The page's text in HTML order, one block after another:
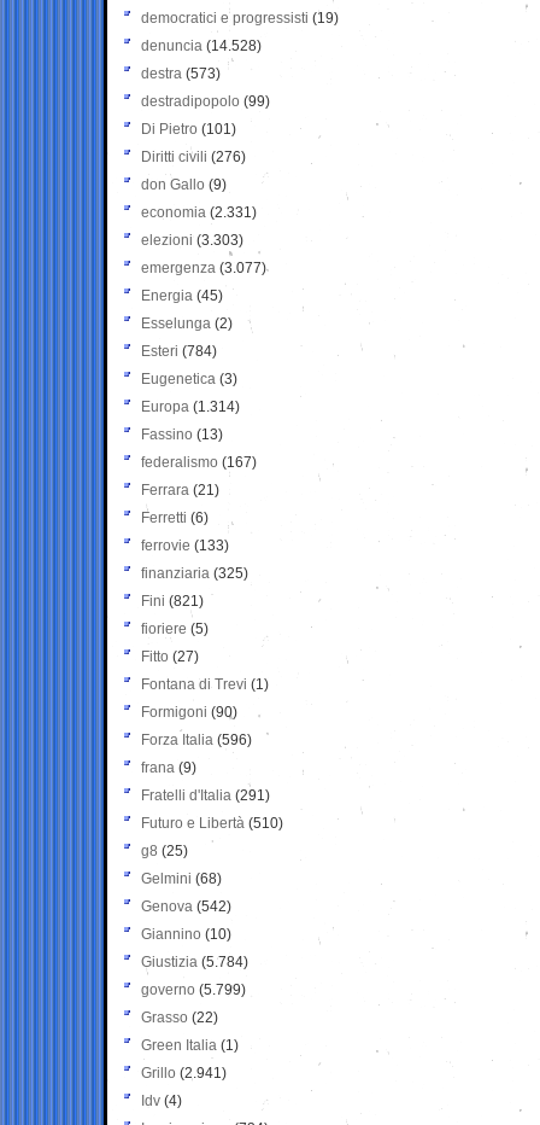
democratici e progressisti (19)
denuncia (14.528)
destra (573)
destradipopolo (99)
Di Pietro (101)
Diritti civili (276)
don Gallo (9)
economia (2.331)
elezioni (3.303)
emergenza (3.077)
Energia (45)
Esselunga (2)
Esteri (784)
Eugenetica (3)
Europa (1.314)
Fassino (13)
federalismo (167)
Ferrara (21)
Ferretti (6)
ferrovie (133)
finanziaria (325)
Fini (821)
fioriere (5)
Fitto (27)
Fontana di Trevi (1)
Formigoni (90)
Forza Italia (596)
frana (9)
Fratelli d'Italia (291)
Futuro e Libertà (510)
g8 (25)
Gelmini (68)
Genova (542)
Giannino (10)
Giustizia (5.784)
governo (5.799)
Grasso (22)
Green Italia (1)
Grillo (2.941)
Idv (4)